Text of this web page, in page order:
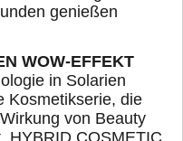
genießen
WOW-EFFEKT
in Solarien
Kosmetikserie, die
von Beauty